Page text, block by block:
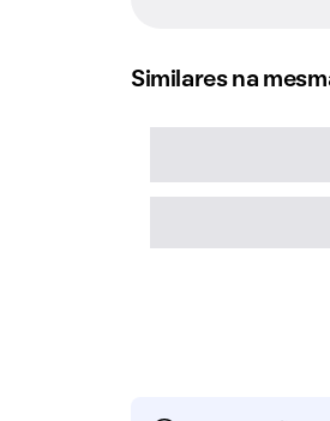
Similares na